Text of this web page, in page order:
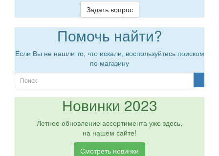
Задать вопрос
Помочь найти?
Если Вы не нашли то, что искали, воспользуйтесь поиском
по магазину
Новинки 2023
Летнее обновление ассортимента уже здесь,
на нашем сайте!
Смотреть новинки